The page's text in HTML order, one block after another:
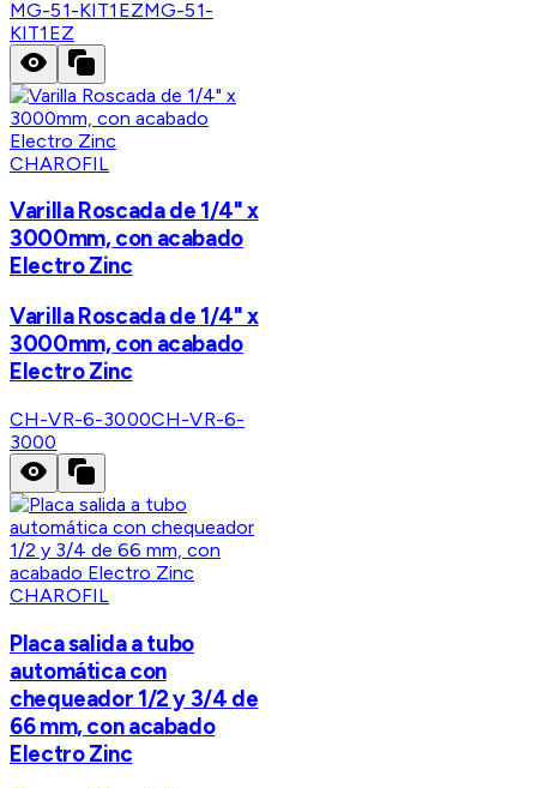
MG-51-KIT1EZMG-51-
KIT1EZ
CHAROFIL
Varilla Roscada de 1/4" x
3000mm, con acabado
Electro Zinc
Varilla Roscada de 1/4" x
3000mm, con acabado
Electro Zinc
CH-VR-6-3000CH-VR-6-
3000
CHAROFIL
Placa salida a tubo
automática con
chequeador 1/2 y 3/4 de
66 mm, con acabado
Electro Zinc